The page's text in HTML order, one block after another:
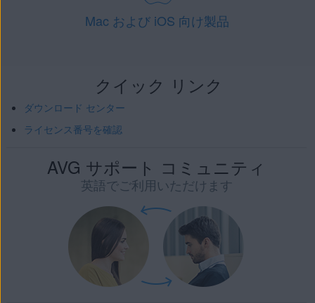
Mac および iOS 向け製品
クイック リンク
ダウンロード センター
ライセンス番号を確認
AVG サポート コミュニティ
英語でご利用いただけます